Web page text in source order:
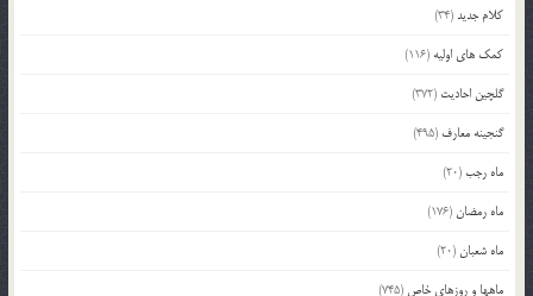
کلام جدید(34)
کمک های اولیه (116)
گلچین احادیث (372)
گنجینه معارف (495)
ماه رجب(20)
ماه رمضان(176)
ماه شعبان(20)
ماهها و روزهای خاص (745)